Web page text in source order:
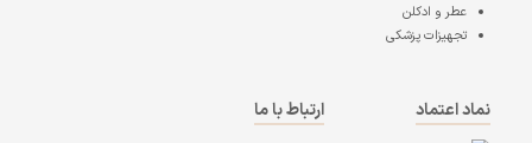
عطر و ادکلن
تجهیزات پزشکی
نماد اعتماد
ارتباط با ما